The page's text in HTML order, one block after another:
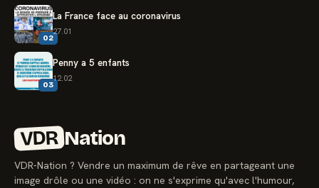
02
La France face au coronavirus
27.01
03
Penny a 5 enfants
12.02
VDR Nation
VDR-Nation ? Vendre un maximum de rêve en partageant une
image drôle ou une vidéo : on ne s'exprime qu'avec l'humour,